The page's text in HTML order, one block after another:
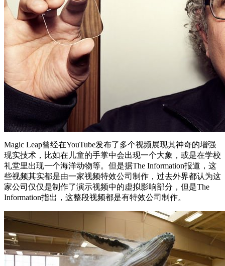
Magic Leap曾经在YouTube发布了多个视频展现其神奇的增强
现实技术，比如在儿童的手掌中会出现一个大象，或是在学校
礼堂里出现一个海洋动物等。但是据The Information报道，这
些视频其实都是由一家视频特效公司制作，过去外界都认为这
家公司仅仅是制作了演示视频中的虚拟影响部分，但是The
Information指出，这整段视频都是有特效公司制作。